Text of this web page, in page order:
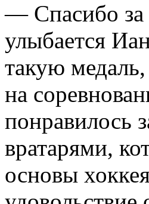
— Спасибо за
улыбается
такую
на
понравилось
вратарями,
основы